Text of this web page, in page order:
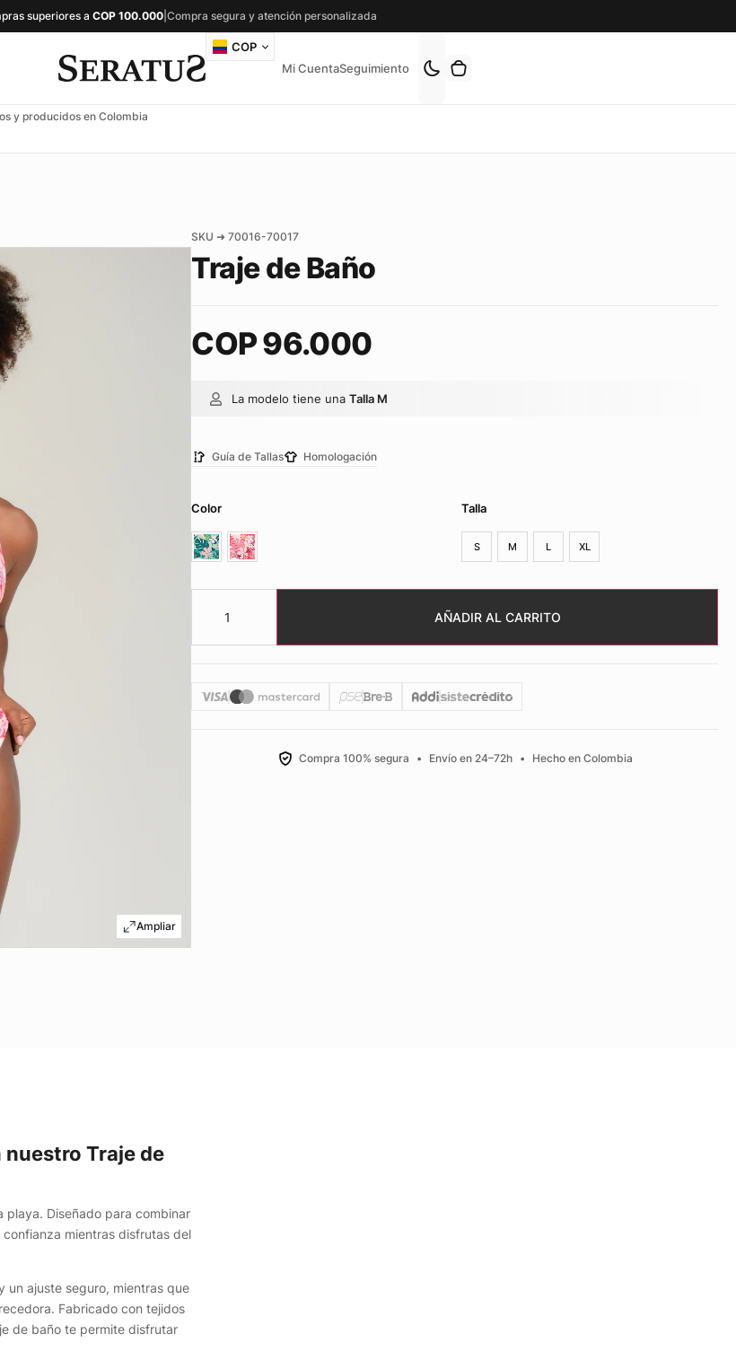
superiores a COP100.000| Compra segura y atención personalizada
COP
Mi CuentaSeguimiento
y producidos en Colombia
SKU ➜ 70016-70017
Traje de Baño
COP96.000
La modelo tiene unaTalla M
Guía de Tallas Homologación
Color Talla
S M L XL
AÑADIR AL CARRITO
Compra 100% segura • Envío en 24–72h • Hecho en Colombia
nuestro Traje de
playa. Diseñado para combinar
mientras disfrutas del
un ajuste seguro, mientras que
Fabricado con tejidos
de baño te permite disfrutar